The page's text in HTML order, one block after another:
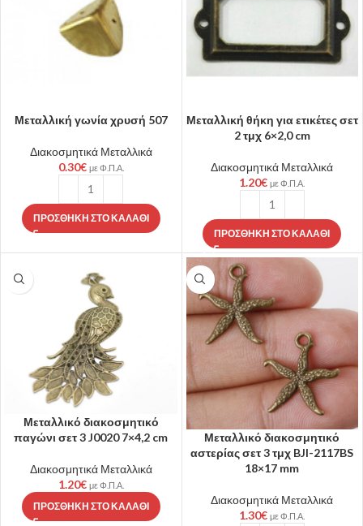
Μεταλλική γωνία χρυσή 507
Διακοσμητικά Μεταλλικά
0.30€ με Φ.Π.Α.
ΠΡΟΣΘΉΚΗ ΣΤΟ ΚΑΛΆΘΙ
Μεταλλική θήκη για ετικέτες σετ
2 τμχ 6×2,0 cm
Διακοσμητικά Μεταλλικά
1.20€ με Φ.Π.Α.
ΠΡΟΣΘΉΚΗ ΣΤΟ ΚΑΛΆΘΙ
Μεταλλικό διακοσμητικό
παγώνι σετ 3 J0020 7×4,2 cm
Διακοσμητικά Μεταλλικά
1.20€ με Φ.Π.Α.
ΠΡΟΣΘΉΚΗ ΣΤΟ ΚΑΛΆΘΙ
Μεταλλικό διακοσμητικό
αστερίας σετ 3 τμχ BJI-2117BS
18×17 mm
Διακοσμητικά Μεταλλικά
1.30€ με Φ.Π.Α.